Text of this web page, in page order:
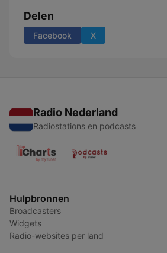
Delen
Facebook X
Radio Nederland
Radiostations en podcasts
Hulpbronnen
Broadcasters
Widgets
Radio-websites per land